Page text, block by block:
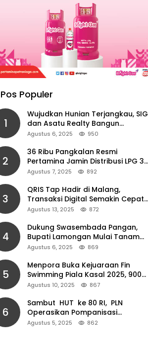
Pos Populer
1
Wujudkan Hunian Terjangkau, SIG
dan Asatu Realty Bangun
Perumahan di Cianjur
Agustus 6, 2025 950
2
36 Ribu Pangkalan Resmi
Pertamina Jamin Distribusi LPG 3
Kg Aman di Jawa Timur
Agustus 7, 2025 892
3
QRIS Tap Hadir di Malang,
Transaksi Digital Semakin Cepat
dan Mudah dengan Teknologi NFC
Agustus 13, 2025 872
4
Dukung Swasembada Pangan,
Bupati Lamongan Mulai Tanam
Padi Musim Ketiga
Agustus 6, 2025 869
5
Menpora Buka Kejuaraan Fin
Swimming Piala Kasal 2025, 900
Atlet Ambil Bagian
Agustus 10, 2025 867
6
Sambut HUT ke 80 RI, PLN
Operasikan Pompanisasi
Persawahan dan Akses Air Bersih
Agustus 5, 2025 862